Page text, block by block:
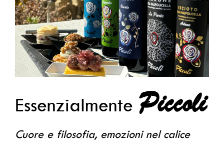
Essenzialmente Piccoli
Cuore e filosofia, emozioni nel calice